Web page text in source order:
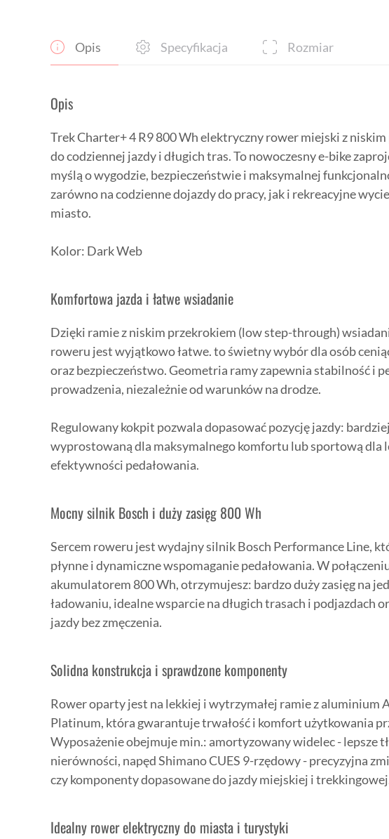
Opis Specyfikacja Rozmiar
Opis
Trek Charter+ 4 R9 800 Wh elektryczny rower miejski z
do codziennej jazdy i długich tras. To nowoczesny e-bike
myślą o wygodzie, bezpieczeństwie i maksymalnej
zarówno na codzienne dojazdy do pracy, jak i rekreacyjne
miasto.
Kolor: Dark Web
Komfortowa jazda i łatwe wsiadanie
Dzięki ramie z niskim przekrokiem (low step-through)
roweru jest wyjątkowo łatwe. to świetny wybór dla osób
oraz bezpieczeństwo. Geometria ramy zapewnia stabilność i
prowadzenia, niezależnie od warunków na drodze.
Regulowany kokpit pozwala dopasować pozycję jazdy: bardziej
wyprostowaną dla maksymalnego komfortu lub sportową dla
efektywności pedałowania.
Mocny silnik Bosch i duży zasięg 800 Wh
Sercem roweru jest wydajny silnik Bosch Performance Line,
płynne i dynamiczne wspomaganie pedałowania. W
akumulatorem 800 Wh, otrzymujesz: bardzo duży zasięg na
ładowaniu, idealne wsparcie na długich trasach i podjazdach
jazdy bez zmęczenia.
Solidna konstrukcja i sprawdzone komponenty
Rower oparty jest na lekkiej i wytrzymałej ramie z aluminium
Platinum, która gwarantuje trwałość i komfort użytkowania
Wyposażenie obejmuje min.: amortyzowany widelec - lepsze
nierówności, napęd Shimano CUES 9-rzędowy - precyzyjna
czy komponenty dopasowane do jazdy miejskiej i
Idealny rower elektryczny do miasta i turystyki